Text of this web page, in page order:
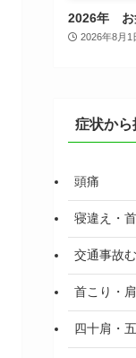
2026年 お
2026年8月1
症状から
頭痛
寝違え・
交通事故
首こり・
四十肩・